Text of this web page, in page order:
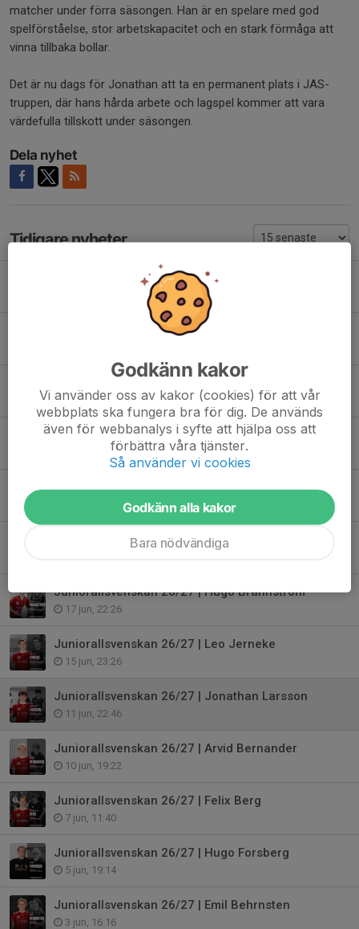
matcher under förra säsongen. Han är en spelare med god
spelförståelse, stor arbetskapacitet och en stark förmåga att
vinna tillbaka bollar.
Det är nu dags för Jonathan att ta en permanent plats i JAS-
truppen, där hans hårda arbete och lagspel kommer att vara
värdefulla tillskott under säsongen.
Dela nyhet
Tidigare nyheter
Juniorallsvenskan 26/27 | Elvin Rosberg
Juniorallsvenskan 26/27 | Marcus Junbrink
24 jun, 10:51
23 jun, 01:37
Juniorallsvenskan 26/27 | Robin Almqvist Öhlin
Juniorallsvenskan 26/27 | Adam Juselius
Juniorallsvenskan 26/27 | Hugo Brännström
17 jun, 22:26
Juniorallsvenskan 26/27 | Leo Jerneke
15 jun, 23:26
Juniorallsvenskan 26/27 | Jonathan Larsson
11 jun, 22:46
Juniorallsvenskan 26/27 | Arvid Bernander
10 jun, 19:22
Juniorallsvenskan 26/27 | Felix Berg
7 jun, 11:40
Juniorallsvenskan 26/27 | Hugo Forsberg
5 jun, 19:14
Juniorallsvenskan 26/27 | Emil Behrnsten
3 jun, 16:16
Godkänn kakor
Vi använder oss av kakor (cookies) för att vår
webbplats ska fungera bra för dig. De används
även för webbanalys i syfte att hjälpa oss att
förbättra våra tjänster.
Så använder vi cookies
Godkänn alla kakor
Bara nödvändiga